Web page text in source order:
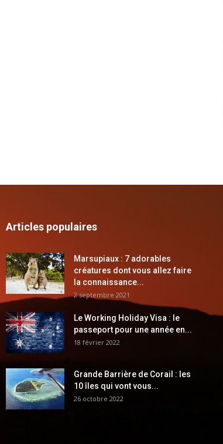
Articles populaires
Marsupiaux : 7 adorables
créatures dont vous allez faire
la connaissance...
2 septembre 2021
Le Working Holiday Visa : le
passeport pour une année en...
18 février 2022
Grande Barrière de Corail : les
10 îles qui vont vous...
26 octobre 2022